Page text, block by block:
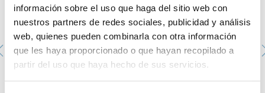
información sobre el uso que haga del sitio web con
nuestros partners de redes sociales, publicidad y análisis
web, quienes pueden combinarla con otra información
que les haya proporcionado o que hayan recopilado a
partir del uso que haya hecho de sus servicios.